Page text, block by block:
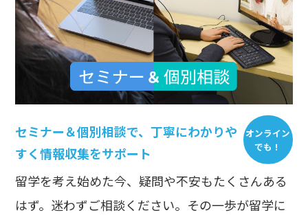
オンライン
でも！
セミナー＆個別相談で、丁寧にわかりや
すく情報収集をサポート
留学を考え始めた今、疑問や不安もたくさんある
はず。迷わずご相談ください。その一歩が留学に